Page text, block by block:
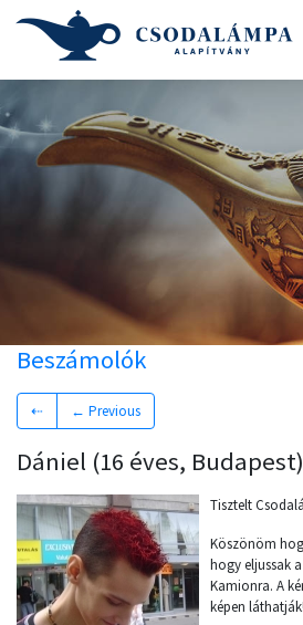
Beszámolók
⇠ ← Previous
Dániel (16 éves, Budapest)
Tisztelt
Köszönöm
hogy eljussak
Kamionra. A
képen láthatják!